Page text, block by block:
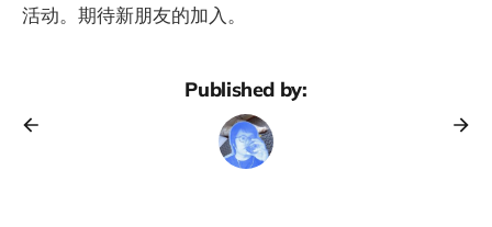
活动。期待新朋友的加入。
Published by: